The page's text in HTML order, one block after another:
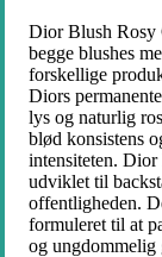
Dior Blush Rosy
begge blushes
forskellige
Diors
lys og naturlig
blød konsistens
intensiteten.
udviklet til
offentligheden.
formuleret til at
og ungdommelig